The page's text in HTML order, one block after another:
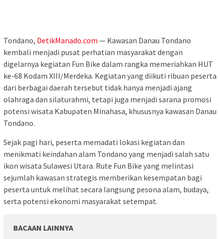
Tondano, DetikManado.com — Kawasan Danau Tondano
kembali menjadi pusat perhatian masyarakat dengan
digelarnya kegiatan Fun Bike dalam rangka memeriahkan HUT
ke-68 Kodam XIII/Merdeka. Kegiatan yang diikuti ribuan peserta
dari berbagai daerah tersebut tidak hanya menjadi ajang
olahraga dan silaturahmi, tetapi juga menjadi sarana promosi
potensi wisata Kabupaten Minahasa, khususnya kawasan Danau
Tondano.
Sejak pagi hari, peserta memadati lokasi kegiatan dan
menikmati keindahan alam Tondano yang menjadi salah satu
ikon wisata Sulawesi Utara. Rute Fun Bike yang melintasi
sejumlah kawasan strategis memberikan kesempatan bagi
peserta untuk melihat secara langsung pesona alam, budaya,
serta potensi ekonomi masyarakat setempat.
BACAAN LAINNYA